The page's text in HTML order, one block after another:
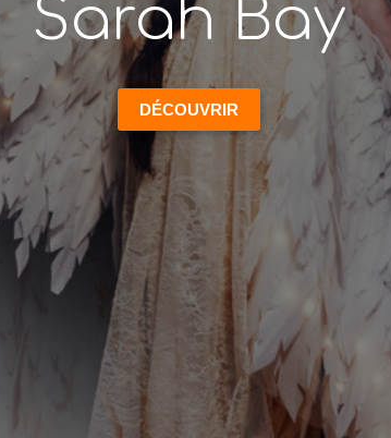
Sarah Bay
DÉCOUVRIR